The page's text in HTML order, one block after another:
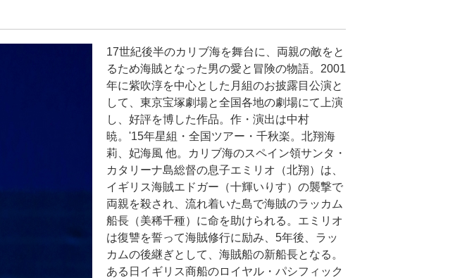
17世紀後半のカリブ海を舞台に、両親の敵をと
るため海賊となった男の愛と冒険の物語。2001
年に紫吹淳を中心とした月組のお披露目公演と
して、東京宝塚劇場と全国各地の劇場にて上演
し、好評を博した作品。作・演出は中村
暁。'15年星組・全国ツアー・千秋楽。北翔海
莉、妃海風 他。カリブ海のスペイン領サンタ・
カタリーナ島総督の息子エミリオ（北翔）は、
イギリス海賊エドガー（十輝いりす）の襲撃で
両親を殺され、流れ着いた島で海賊のラッカム
船長（美稀千種）に命を助けられる。エミリオ
は復讐を誓って海賊修行に励み、5年後、ラッ
カムの後継ぎとして、海賊船の新船長となる。
ある日イギリス商船のロイヤル・パシフィック